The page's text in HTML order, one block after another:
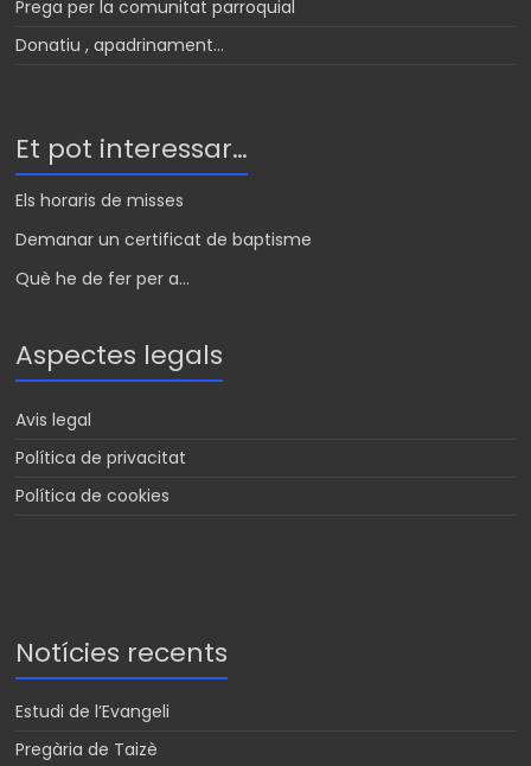
Prega per la comunitat parroquial
Donatiu , apadrinament…
Et pot interessar…
Els horaris de misses
Demanar un certificat de baptisme
Què he de fer per a...
Aspectes legals
Avis legal
Política de privacitat
Política de cookies
Notícies recents
Estudi de l’Evangeli
Pregària de Taizè